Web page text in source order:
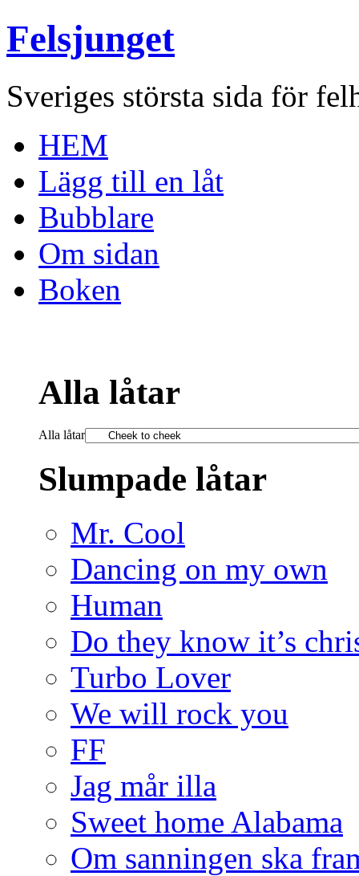
Felsjunget
Sveriges största sida för
HEM
Lägg till en låt
Bubblare
Om sidan
Boken
Alla låtar
Alla låtar
Slumpade låtar
Mr. Cool
Dancing on my own
Human
Do they know it’s
Turbo Lover
We will rock you
FF
Jag mår illa
Sweet home Alabama
Om sanningen ska